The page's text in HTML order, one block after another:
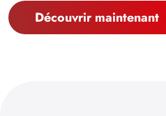
Découvrir maintenant